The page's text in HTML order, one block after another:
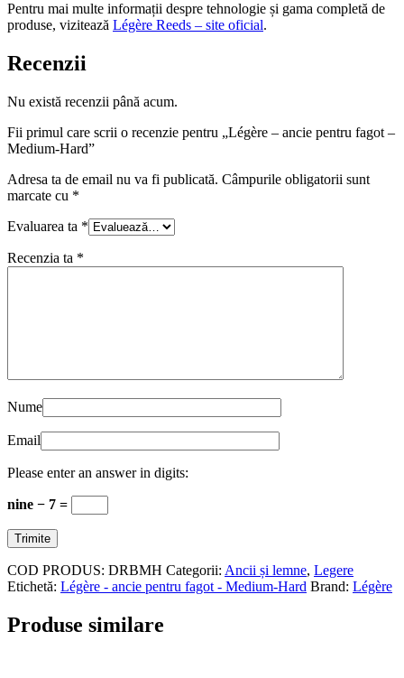
Pentru mai multe informații despre tehnologie și gama completă de
produse, vizitează Légère Reeds – site oficial.
Recenzii
Nu există recenzii până acum.
Fii primul care scrii o recenzie pentru „Légère – ancie pentru fagot –
Medium-Hard”
Adresa ta de email nu va fi publicată. Câmpurile obligatorii sunt
marcate cu *
Evaluarea ta *
Recenzia ta *
Nume
Email
Please enter an answer in digits:
nine − 7 =
COD PRODUS: DRBMH Categorii: Ancii și lemne, Legere
Etichetă: Légère - ancie pentru fagot - Medium-Hard Brand: Légère
Produse similare